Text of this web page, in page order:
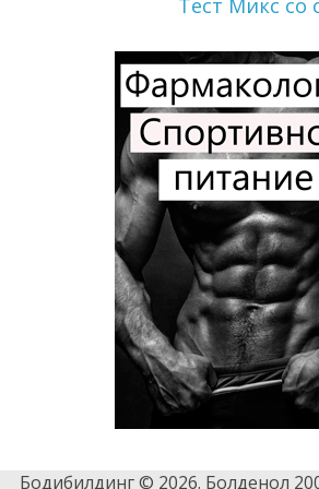
Тест Микс со
Бодибилдинг © 2026. Болденол